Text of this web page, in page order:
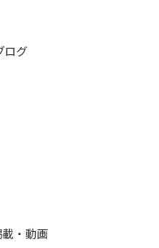
ログ
・動画